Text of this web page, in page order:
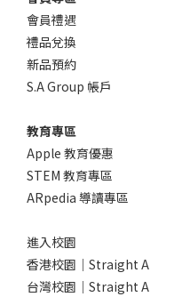
會員禮遇
禮品兌換
新品預約
S.A Group 帳戶
教育專區
Apple 教育優惠
STEM 教育專區
ARpedia 導讀專區
進入校園
香港校園｜Straight A
台灣校園｜Straight A